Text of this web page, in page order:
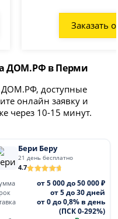
Заказать
ДОМ.РФ в Перми
ДОМ.РФ, доступные
онлайн заявку и
через 10-15 минут.
Бери Беру
21 день бесплатно
4.7
от 5 000 до 50 000 ₽
от 5 до 30 дней
от 0 до 0,8% в день
(ПСК 0-292%)